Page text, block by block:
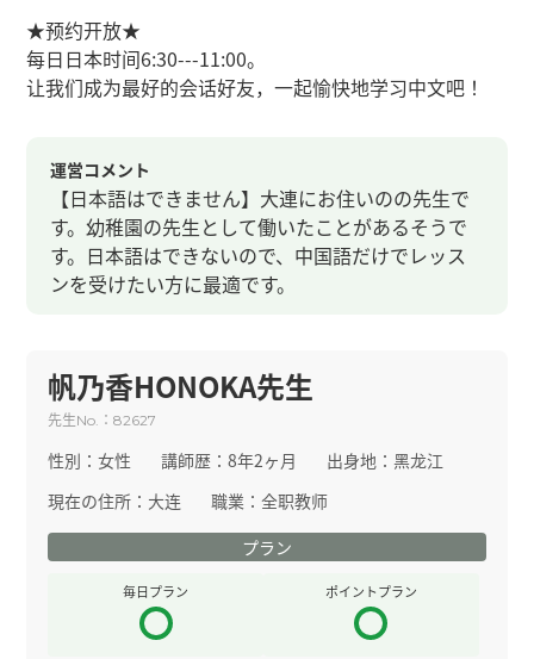
★预约开放★
每日日本时间6:30---11:00。
让我们成为最好的会话好友，一起愉快地学习中文吧！
運営コメント
【日本語はできません】大連にお住いのの先生で
す。幼稚園の先生として働いたことがあるそうで
す。日本語はできないので、中国語だけでレッス
ンを受けたい方に最適です。
帆乃香HONOKA先生
先生No. ：82627
性別：女性 講師歴：8年2ヶ月 出身地：黑龙江
現在の住所： 大连 職業：全职教师
プラン
毎日プラン ポイントプラン